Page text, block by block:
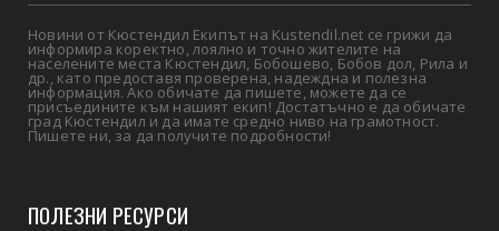
Новини от Кюстендил Екипът на Kustendil.net се грижи да
информира коректно, лоялно и точно жителите на
населените места Кюстендил, Бобошево, Бобов дол, Рила и
др., като предоставя проверена, надеждна и полезна
информация. Ако обичате да пишете, можете да се
присъедините към нашият екип! Достатъчно е да обичате
град Кюстендил и да имате средно ниво на грамотност.
Пишете ни, за да получите подробности!
ПОЛЕЗНИ РЕСУРСИ